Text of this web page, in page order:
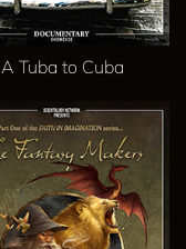
A Tuba to Cuba